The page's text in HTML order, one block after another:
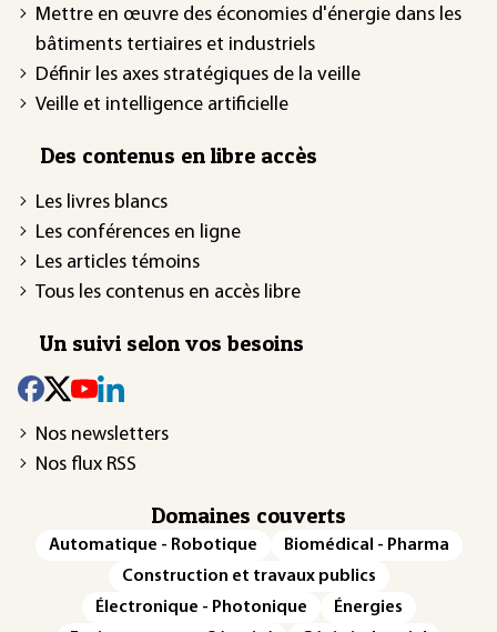
Mettre en œuvre des économies d'énergie dans les
bâtiments tertiaires et industriels
Définir les axes stratégiques de la veille
Veille et intelligence artificielle
Des contenus en libre accès
Les livres blancs
Les conférences en ligne
Les articles témoins
Tous les contenus en accès libre
Un suivi selon vos besoins
Nos newsletters
Nos flux RSS
Domaines couverts
Automatique - Robotique
Biomédical - Pharma
Construction et travaux publics
Électronique - Photonique
Énergies